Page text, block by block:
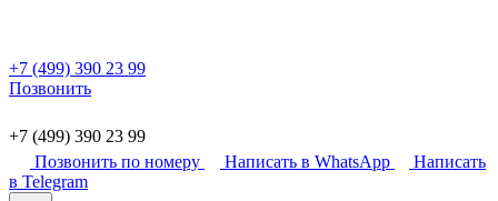
+7 (499) 390 23 99
Позвонить
+7 (499) 390 23 99
Позвонить по номеру
Написать в WhatsApp
Написать
в Telegram